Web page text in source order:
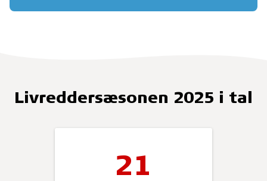
Livreddersæsonen 2025 i tal
21